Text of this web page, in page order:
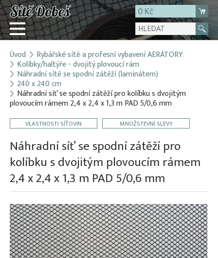
0 Kč
Přihlásit
Registrace
E-shop
O firmě
Kontakt
Úvod Rybářské sítě a profesní vybavení AERÁTORY
Kolíbky/haltýře - dvojitý plovoucí rám
Náhradní sítě se spodní zátěží (laminátem)
240 x 240 cm
Náhradní síť se spodní zátěží pro kolíbku s dvojitým
plovoucím rámem 2,4 x 2,4 x 1,3 m PAD 5/0,6 mm
VLASTNOSTI SÍŤOVIN MNOŽSTEVNÍ SLEVY
Náhradní síť se spodní zátěží pro
kolíbku s dvojitým plovoucím rámem
2,4 x 2,4 x 1,3 m PAD 5/0,6 mm